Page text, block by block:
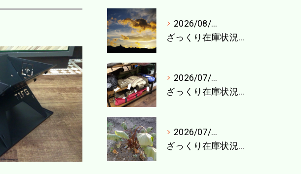
2026/08/04
ざっくり在庫状況（8月1週目）
2026/07/27
ざっくり在庫状況（7月最終週）
2026/07/21
ざっくり在庫状況（7月4週目）